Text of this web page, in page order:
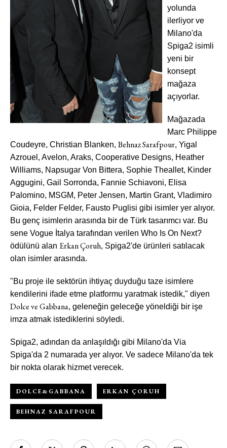
Haftalık E-Bülten
Moda dünyasında neler oluyor? Yeni
vogue trendler, ünlülerden güzelllik
sırları ve en popüler partilerden
haberdar olmak için haftalık e-
bültenimize kaydolun.
https://vogue.com.tr/
internet sitesi
yolunda
ilerliyor ve
Milano'da
Spiga2 isimli
yeni bir
konsept
mağaza
açıyorlar.
Mağazada
Marc Philippe
Coudeyre, Christian Blanken, Behnaz Sarafpour, Yigal
Azrouel, Avelon, Araks, Cooperative Designs, Heather
Williams, Napsugar Von Bittera, Sophie Theallet, Kinder
Aggugini, Gail Sorronda, Fannie Schiavoni, Elisa
Palomino, MSGM, Peter Jensen, Martin Grant, Vladimiro
Gioia, Felder Felder, Fausto Puglisi gibi isimler yer alıyor.
Bu genç isimlerin arasında bir de Türk tasarımcı var. Bu
sene Vogue İtalya tarafından verilen Who Is On Next?
ödülünü alan Erkan Çoruh, Spiga2'de ürünleri satılacak
olan isimler arasında.
"Bu proje ile sektörün ihtiyaç duyduğu taze isimlere
kendilerini ifade etme platformu yaratmak istedik," diyen
Dolce ve Gabbana, geleneğin geleceğe yöneldiği bir işe
imza atmak istediklerini söyledi.
Spiga2, adından da anlaşıldığı gibi Milano'da Via
Spiga'da 2 numarada yer alıyor. Ve sadece Milano'da tek
bir nokta olarak hizmet verecek.
DOLCE&GABBANA ERKAN ÇORUH
BEHNAZ SARAFPOUR